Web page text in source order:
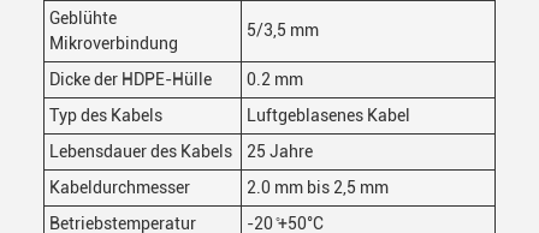
Geblühte
Mikroverbindung
5/3,5 mm
Dicke der HDPE-Hülle
0.2 mm
Typ des Kabels
Luftgeblasenes Kabel
Lebensdauer des Kabels
25 Jahre
Kabeldurchmesser
2.0 mm bis 2,5 mm
Betriebstemperatur
-20 ̊+50°C